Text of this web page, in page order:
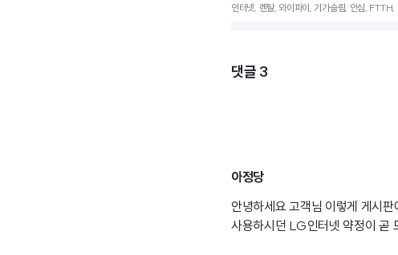
인터넷, 렌탈, 와이파이, 기가슬림, 안심,
댓글 3
아정당
안녕하세요 고객님 이렇게 게시
사용하시던 LG인터넷 약정이 곧